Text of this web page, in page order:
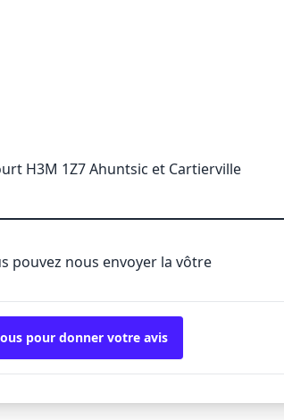
H3M 1Z7 Ahuntsic et Cartierville
pouvez nous envoyer la vôtre
pour donner votre avis